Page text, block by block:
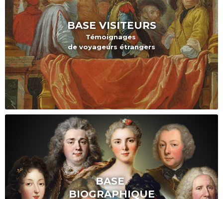
BASE VISITEURS
Témoignages
de voyageurs étrangers
BASE
BIOGRAPHIQUE